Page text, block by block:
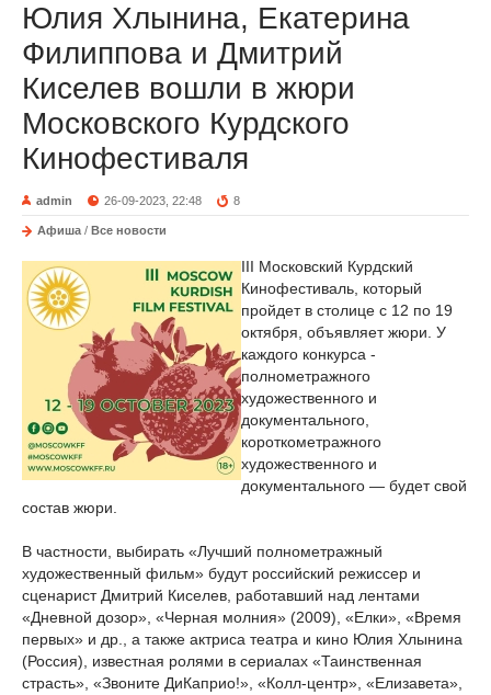
Юлия Хлынина, Екатерина
Филиппова и Дмитрий
Киселев вошли в жюри
Московского Курдского
Кинофестиваля
admin 26-09-2023, 22:48 8
Афиша / Все новости
III Московский Курдский
Кинофестиваль, который
пройдет в столице с 12 по 19
октября, объявляет жюри. У
каждого конкурса -
полнометражного
художественного и
документального,
короткометражного
художественного и
документального — будет свой
состав жюри.
В частности, выбирать «Лучший полнометражный
художественный фильм» будут российский режиссер и
сценарист Дмитрий Киселев, работавший над лентами
«Дневной дозор», «Черная молния» (2009), «Елки», «Время
первых» и др., а также актриса театра и кино Юлия Хлынина
(Россия), известная ролями в сериалах «Таинственная
страсть», «Звоните ДиКаприо!», «Колл-центр», «Елизавета»,